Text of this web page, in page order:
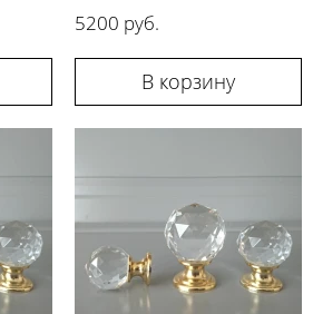
5200 руб.
В корзину